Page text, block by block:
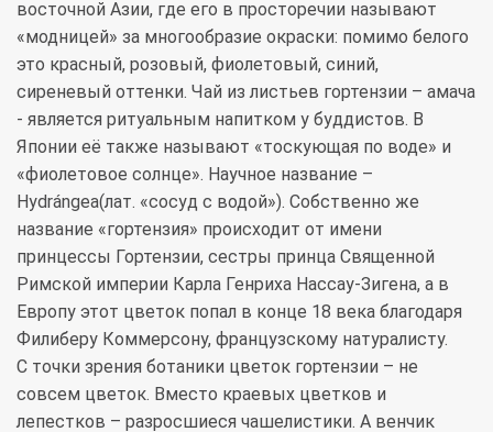
восточной Азии, где его в просторечии называют
«модницей» за многообразие окраски: помимо белого
это красный, розовый, фиолетовый, синий,
сиреневый оттенки. Чай из листьев гортензии – амача
- является ритуальным напитком у буддистов. В
Японии её также называют «тоскующая по воде» и
«фиолетовое солнце». Научное название –
Hydrángea(лат. «сосуд с водой»). Собственно же
название «гортензия» происходит от имени
принцессы Гортензии, сестры принца Священной
Римской империи Карла Генриха Нассау-Зигена, а в
Европу этот цветок попал в конце 18 века благодаря
Филиберу Коммерсону, французскому натуралисту.
С точки зрения ботаники цветок гортензии – не
совсем цветок. Вместо краевых цветков и
лепестков – разросшиеся чашелистики. А венчик